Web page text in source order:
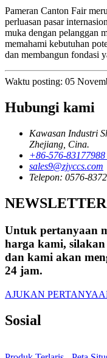
Pameran Canton Fair
perluasan pasar
muka dengan pelanggan
memahami kebutuhan
dan membangun fondasi
Waktu posting: 05
Hubungi kami
Kawasan Industri
Zhejiang, Cina.
+86-576-
sales9@zjyccs.com
Telepon: 0576-
NEWSLETTER
Untuk pertanyaan
harga kami,
dan kami akan
24 jam.
AJUKAN
Sosial